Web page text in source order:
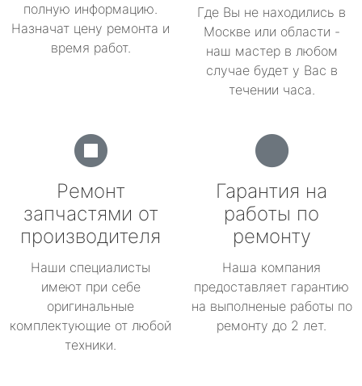
полную информацию.
Назначат цену ремонта и
время работ.
Где Вы не находились в
Москве или области -
наш мастер в любом
случае будет у Вас в
течении часа.
Ремонт
запчастями от
производителя
Наши специалисты
имеют при себе
оригинальные
комплектующие от любой
техники.
Гарантия на
работы по
ремонту
Наша компания
предоставляет гарантию
на выполненые работы по
ремонту до 2 лет.